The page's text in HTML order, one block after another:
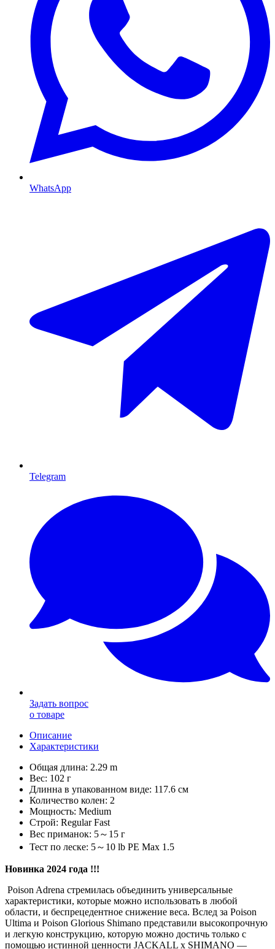
WhatsApp
Telegram
Задать вопрос
о товаре
Описание
Характеристики
Общая длина: 2.29 m
Вес: 102 г
Длинна в упакованном виде: 117.6 см
Количество колен: 2
Мощность: Medium
Строй: Regular Fast
Вес приманок: 5～15 г
Тест по леске: 5～10 lb PE Max 1.5
Новинка 2024 года !!!
Poison Adrena стремилась объединить универсальные
характеристики, которые можно использовать в любой
области, и беспрецедентное снижение веса. Вслед за Poison
Ultima и Poison Glorious Shimano представили высокопрочную
и легкую конструкцию, которую можно достичь только с
помощью истинной ценности JACKALL x SHIMANO —